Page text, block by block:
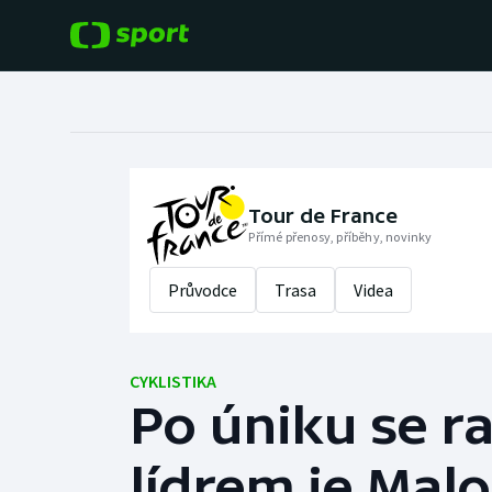
Hokej
Tenis
Atletika
Cyklistika
Baseball a softbal
Basketbal
Box
Tour de France
Přímé přenosy, příběhy, novinky
Průvodce Trasa Videa
CYKLISTIKA
Po úniku se